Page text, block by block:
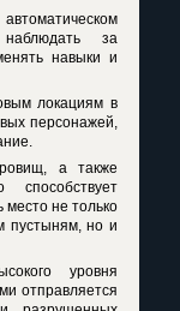
за
навыки и
локациям в
персонажей,
а также
место не только
пустыням, но и
уровня
отправляется